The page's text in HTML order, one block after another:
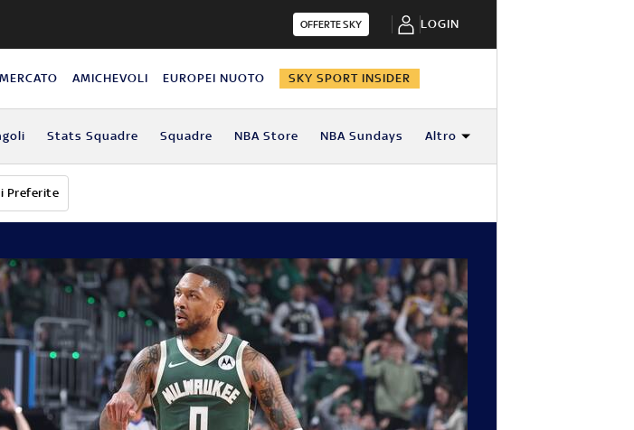
OFFERTE SKY LOGIN
MERCATO AMICHEVOLI EUROPEI NUOTO SKY SPORT INSIDER
Stats Squadre Squadre NBA Store NBA Sundays Altro
Preferite